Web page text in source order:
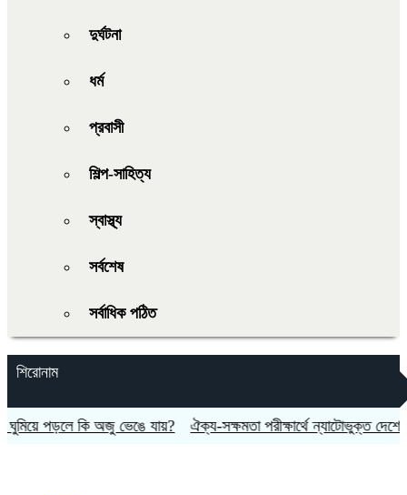
দুর্ঘটনা
ধর্ম
প্রবাসী
শিল্প-সাহিত্য
স্বাস্থ্য
সর্বশেষ
সর্বাধিক পঠিত
শিরোনাম
পড়লে কি অজু ভেঙে যায়? ঐক্য-সক্ষমতা পরীক্ষার্থে ন্যাটোভুক্ত দেশে হামলা